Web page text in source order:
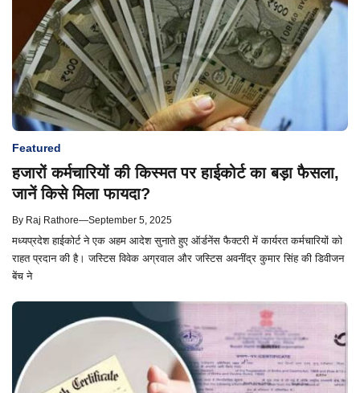
Featured
हजारों कर्मचारियों की किस्मत पर हाईकोर्ट का बड़ा फैसला,
जानें किसे मिला फायदा?
By Raj Rathore—September 5, 2025
मध्यप्रदेश हाईकोर्ट ने एक अहम आदेश सुनाते हुए ऑर्डनेंस फैक्टरी में कार्यरत कर्मचारियों को
राहत प्रदान की है। जस्टिस विवेक अग्रवाल और जस्टिस अवनींद्र कुमार सिंह की डिवीजन
बेंच ने